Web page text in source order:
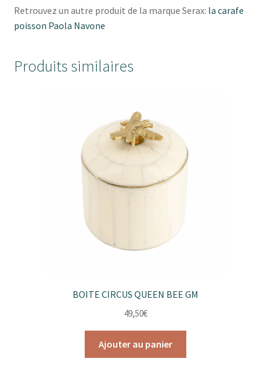
Retrouvez un autre produit de la marque Serax: la carafe
poisson Paola Navone
Produits similaires
BOITE CIRCUS QUEEN BEE GM
49,50€
Ajouter au panier